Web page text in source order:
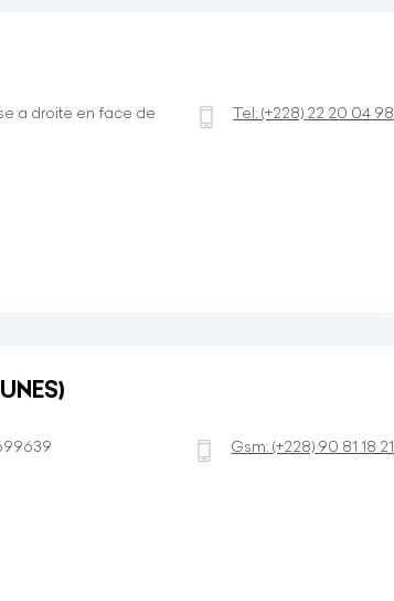
a droite en face de
Tel:(+228) 22 20 04 98
Gsm:(+228) 90 81 18 21